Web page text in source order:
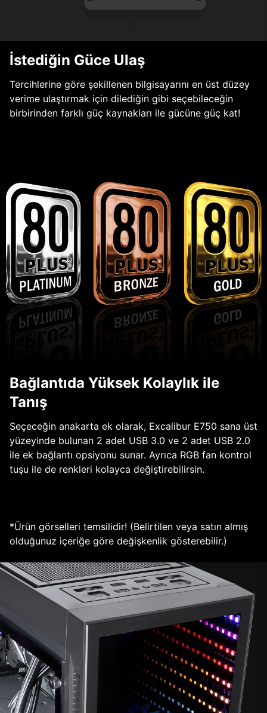
İstediğin Güce Ulaş
Tercihlerine göre şekillenen bilgisayarını en üst düzey
verime ulaştırmak için dilediğin gibi seçebileceğin
birbirinden farklı güç kaynakları ile gücüne güç kat!
Bağlantıda Yüksek Kolaylık ile
Tanış
Seçeceğin anakarta ek olarak, Excalibur E750 sana üst
yüzeyinde bulunan 2 adet USB 3.0 ve 2 adet USB 2.0
ile ek bağlantı opsiyonu sunar. Ayrıca RGB fan kontrol
tuşu ile de renkleri kolayca değiştirebilirsin.
*Ürün görselleri temsilidir! (Belirtilen veya satın almış
olduğunuz içeriğe göre değişkenlik gösterebilir.)